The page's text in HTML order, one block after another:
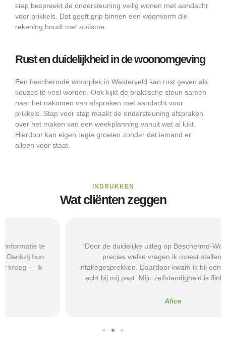
stap bespreekt de ondersteuning veilig wonen met aandacht
voor prikkels. Dat geeft grip binnen een woonvorm die
rekening houdt met autisme.
Rust en duidelijkheid in de woonomgeving
Een beschermde woonplek in Westerveld kan rust geven als
keuzes te veel worden. Ook kijkt de praktische steun samen
naar het nakomen van afspraken met aandacht voor
prikkels. Stap voor stap maakt de ondersteuning afspraken
over het maken van een weekplanning vanuit wat al lukt.
Hierdoor kan eigen regie groeien zonder dat iemand er
alleen voor staat.
INDRUKKEN
Wat cliënten zeggen
"Door de duidelijke uitleg op Beschermd-Wonen.nl wist ik
precies welke vragen ik moest stellen tijdens
intakegesprekken. Daardoor kwam ik bij een aanbieder die
echt bij mij past. Mijn zelfstandigheid is flink verbeterd."